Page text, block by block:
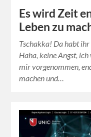
Es wird Zeit
Leben zu
Tschakka! Da habt
Haha, keine Angst,
mir vorgenommen,
machen und…